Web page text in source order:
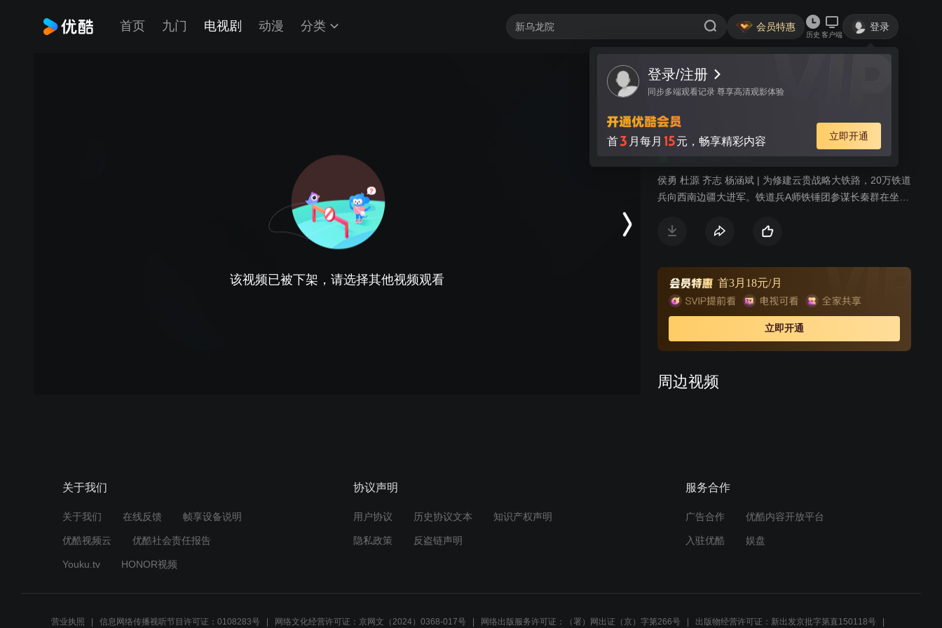
首页 九门 电视剧 动漫 分类 会员特惠
历史 客户端
登录
该视频已被下架，请选择其他视频观看
视频 讨论
铁色高原
情感
侯勇 杜源 齐志 杨涵斌 | 为修建云贵战略大铁路，20万铁道
兵向西南边疆大进军。铁道兵A师铁锤团参谋长秦群在坐了
龙江地区临近金三角，民情社情复杂。师长告诫随时准备
首3月18元/月
立即开通
周边视频
上阵！
01:08
关于我们
关于我们 在线反馈 帧享设备说明
优酷视频云 优酷社会责任报告
Youku.tv HONOR视频
协议声明
用户协议 历史协议文本 知识产权声明
隐私政策 反盗链声明
服务合作
广告合作 优酷内容开放平台
入驻优酷 娱盘
营业执照 信息网络传播视听节目许可证：0108283号 网络文化经营许可证：京网文（2024）0368-017号 网络出版服务许可证：（署）网出证（京）字第266号 出版物经营许可证：新出发京批字第直150118号